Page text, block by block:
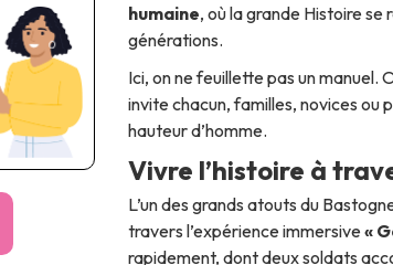
humaine, où la grande Histoire
générations.
Ici, on ne feuillette pas un manuel.
invite chacun, familles, novices ou
hauteur d’homme.
Vivre l’histoire à
L’un des grands atouts du
travers l’expérience immersive«
rapidement, dont deux soldats